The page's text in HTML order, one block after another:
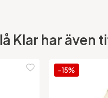
Klar har även
-15%